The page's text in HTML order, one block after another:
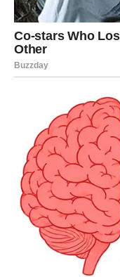
stabilnosti i
zdravljemznači da
životom, da imate
možete radovati
koracima, da
novom poglavlju